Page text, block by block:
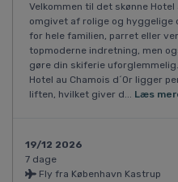
Velkommen til det skønne Hotel
omgivet af rolige og hyggelige
for hele familien, parret eller
topmoderne indretning, men
gøre din skiferie uforglemmelig.
Hotel au Chamois d´Or ligger
liften, hvilket giver d... Læs
19/12 2026
7 dage
Fly fra København Kastrup